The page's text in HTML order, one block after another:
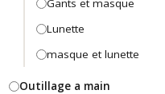
Gants et masque
Lunette
masque et lunette
Outillage a main